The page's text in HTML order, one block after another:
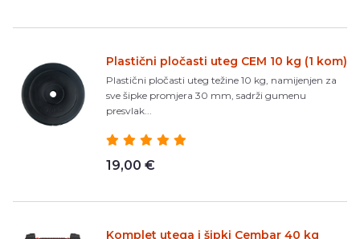
Plastični pločasti uteg CEM 10 kg (1 kom)
Plastični pločasti uteg težine 10 kg, namijenjen za
sve šipke promjera 30 mm, sadrži gumenu
presvlak...
19,00 €
Komplet utega i šipki Cembar 40 kg